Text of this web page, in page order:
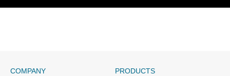
COMPANY PRODUCTS